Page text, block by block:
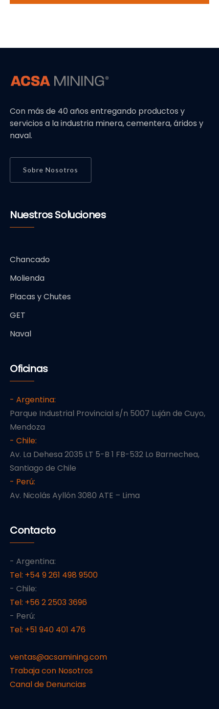
Con más de 40 años entregando productos y
servicios a la industria minera, cementera, áridos y
naval.
Sobre Nosotros
Nuestros Soluciones
Chancado
Molienda
Placas y Chutes
GET
Naval
Oficinas
- Argentina:
Parque Industrial Provincial s/n 5007 Luján de Cuyo,
Mendoza
- Chile:
Av. La Dehesa 2035 LT 5-B 1 FB-532 Lo Barnechea,
Santiago de Chile
- Perú:
Av. Nicolás Ayllón 3080 ATE – Lima
Contacto
- Argentina:
Tel: +54 9 261 498 9500
- Chile:
Tel: +56 2 2503 3696
- Perú:
Tel: +51 940 401 476
ventas@acsamining.com
Trabaja con Nosotros
Canal de Denuncias